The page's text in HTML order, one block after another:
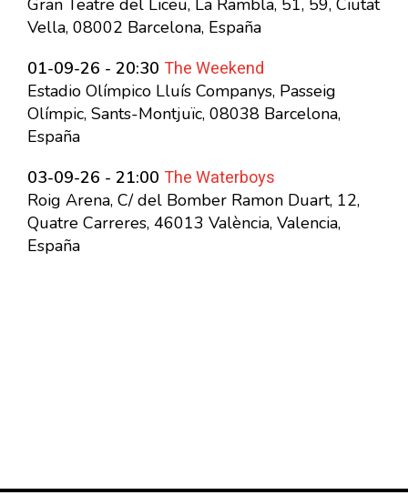
Vella, 08002 Barcelona, España
01-09-26 - 20:30 The Weekend
Estadio Olímpico Lluís Companys, Passeig
Olímpic, Sants-Montjuïc, 08038 Barcelona,
España
03-09-26 - 21:00 The Waterboys
Roig Arena, C/ del Bomber Ramon Duart, 12,
Quatre Carreres, 46013 València, Valencia,
España